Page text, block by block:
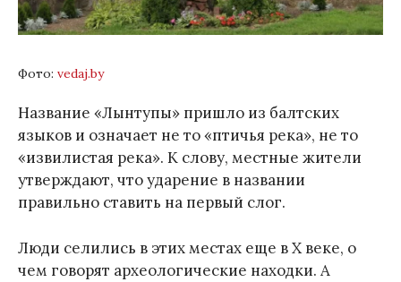
Фото: vedaj.by
Название «Лынтупы» пришло из балтских
языков и означает не то «птичья река», не то
«извилистая река». К слову, местные жители
утверждают, что ударение в названии
правильно ставить на первый слог.
Люди селились в этих местах еще в X веке, о
чем говорят археологические находки. А